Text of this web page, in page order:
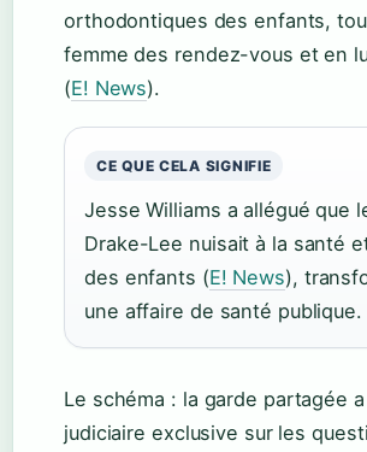
orthodontiques des enfants,
femme des rendez-vous et en
(E! News).
CE QUE CELA SIGNIFIE
Jesse Williams a allégué que
Drake-Lee nuisait à la santé
des enfants (E! News),
une affaire de santé publique.
Le schéma : la garde partagée
judiciaire exclusive sur les